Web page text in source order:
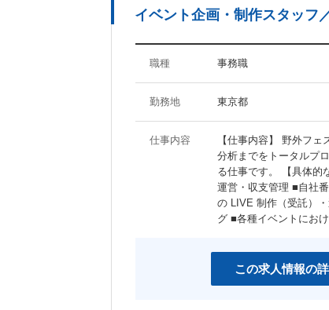
イベント企画・制作スタッフ
職種 事務職
勤務地 東京都
仕事内容
【仕事内容】 野外フ
分析までをトータルプ
る仕事です。 【具体的
運営・収支管理 ■自社
の LIVE 制作（受託）
グ ■各種イベントにお
この求人情報の